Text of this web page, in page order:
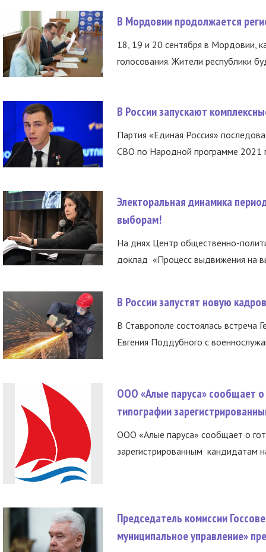
В Мордовии продолжается
18, 19 и 20 сентября в Мордовии,
голосования. Жители республики
В России запускают
Партия «Единая Россия»
СВО по Народной программе 2021
Электоральная динамика
выборам!
На днях Центр общественно-
доклад «Процесс выдвижения на
В России запустят новую
В Ставрополе состоялась встреча
Евгения Поддубного с
ООО «Алые паруса» сообщает о
типографии
ООО «Алые паруса» сообщает о
зарегистрированным кандидатам
Председатель комиссии
муниципальное управление»